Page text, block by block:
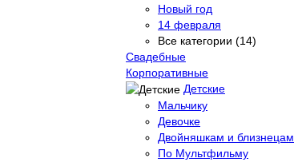
Новый год
14 февраля
Все категории (14)
Свадебные
Корпоративные
Детские
Мальчику
Девочке
Двойняшкам и близнецам
По Мультфильму